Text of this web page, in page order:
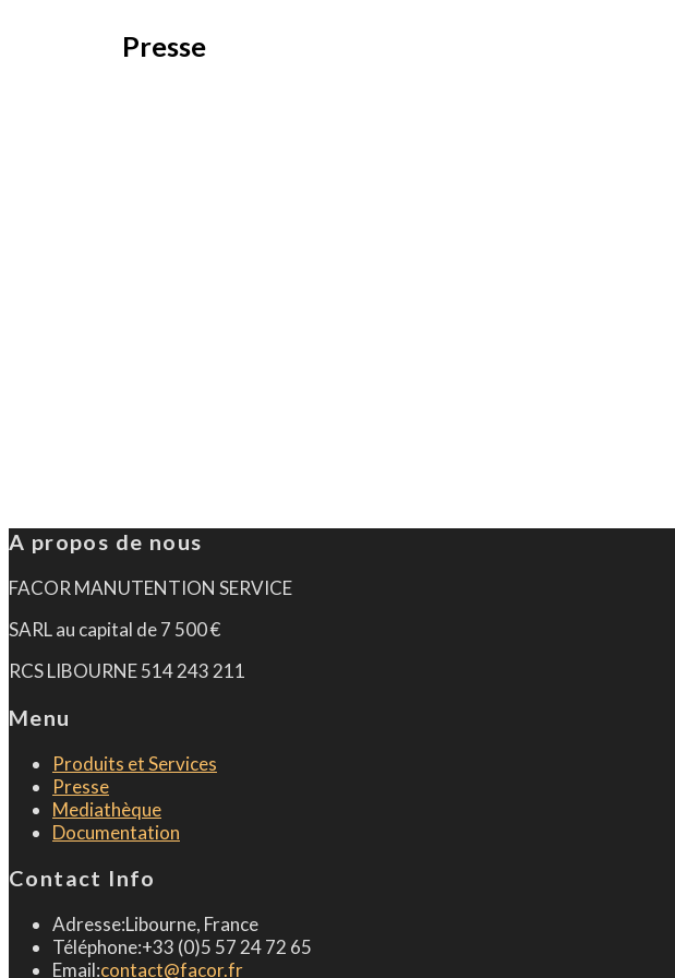
Presse
A propos de nous
FACOR MANUTENTION SERVICE
SARL au capital de 7 500 €
RCS LIBOURNE 514 243 211
Menu
Produits et Services
Presse
Mediathèque
Documentation
Contact Info
Adresse:Libourne, France
Téléphone:+33 (0)5 57 24 72 65
Email:contact@facor.fr